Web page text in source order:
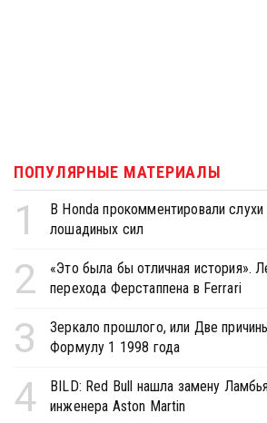
ПОПУЛЯРНЫЕ МАТЕРИАЛЫ
1
В Honda прокомментировали
лошадиных сил
2
«Это была бы отличная история».
перехода Ферстаппена в Ferrari
3
Зеркало прошлого, или Две
Формулу 1 1998 года
4
BILD: Red Bull нашла замену
инженера Aston Martin